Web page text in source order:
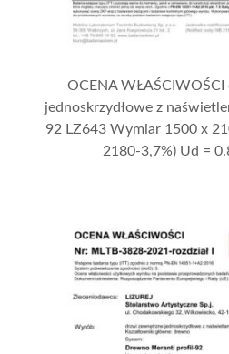
OCENA
jednoskrzydłowe z
92 LZ643 Wymiar 1500 x
2180-3,7%) Ud =